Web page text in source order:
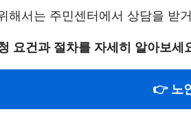
해서는 주민센터에서 상담을 받
요건과 절차를 자세히 알아보세
👉 노